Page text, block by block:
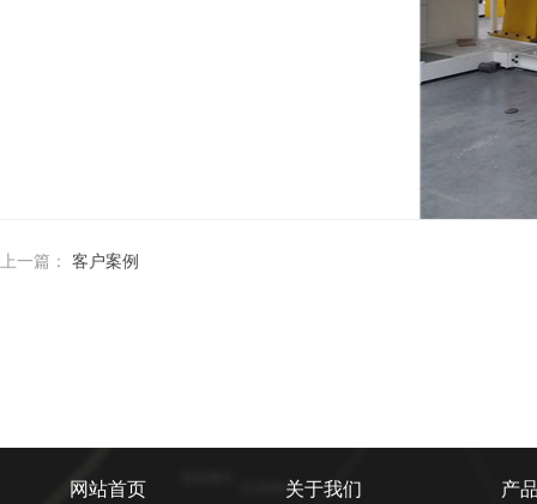
上一篇： 客户案例
网站首页 关于我们 产